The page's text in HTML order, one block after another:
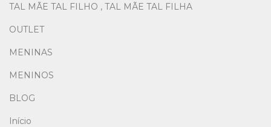
TAL MÃE TAL FILHO , TAL MÃE TAL FILHA
OUTLET
MENINAS
MENINOS
BLOG
Início